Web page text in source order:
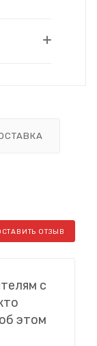
ОТЗЫВ
с
этом